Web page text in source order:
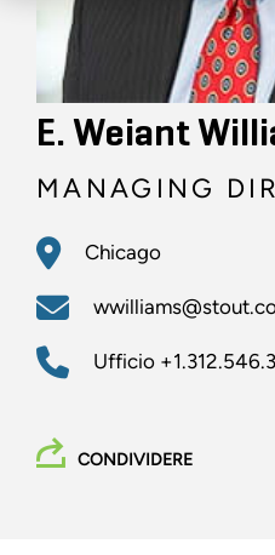
E. Weiant
MANAGING
Chicago
Ufficio
CONDIVIDERE